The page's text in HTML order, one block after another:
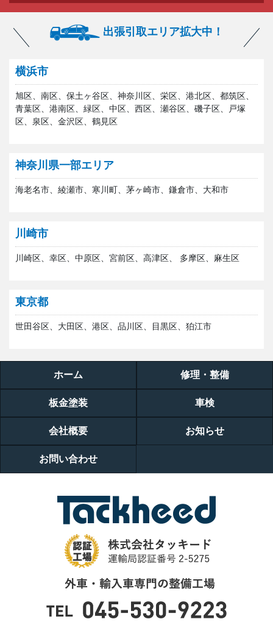
出張引取エリア拡大中！
横浜市
旭区、南区、保土ヶ谷区、神奈川区、栄区、港北区、都筑区、
青葉区、港南区、緑区、中区、西区、瀬谷区、磯子区、戸塚
区、泉区、金沢区、鶴見区
神奈川県一部エリア
海老名市、綾瀬市、寒川町、茅ヶ崎市、鎌倉市、大和市
川崎市
川崎区、幸区、中原区、宮前区、高津区、 多摩区、麻生区
東京都
世田谷区、大田区、港区、品川区、目黒区、狛江市
ホーム 修理・整備
板金塗装 車検
会社概要 お知らせ
お問い合わせ